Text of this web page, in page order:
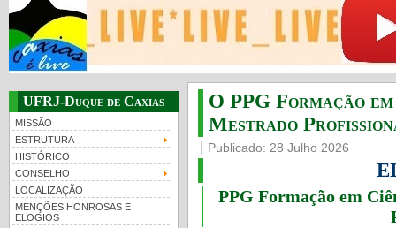
UFRJ-Duque de Caxias
MISSÃO
ESTRUTURA
HISTÓRICO
CONSELHO
LOCALIZAÇÃO
MENÇÕES HONROSAS E
ELOGIOS
O PPG Formação
Mestrado
Publicado: 28 Julho 2026
PPG Formação em